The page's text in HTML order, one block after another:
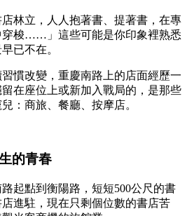
店林立，人人抱著書、提著書，在專
穿梭……」這些可能是你印象裡熟悉
已不在。
慣改變，重慶南路上的店面經歷一
在座位上或新加入戰局的，是那些
：商旅、餐廳、按摩店。
的青春
起點到衡陽路，短短500公尺的書
進駐，現在只剩個位數的書店苦